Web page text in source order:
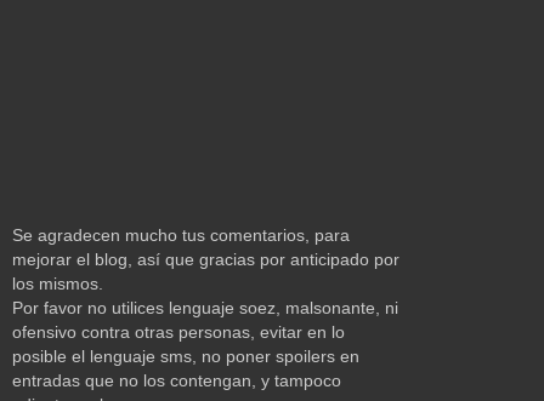
Se agradecen mucho tus comentarios, para
mejorar el blog, así que gracias por anticipado por
los mismos.
Por favor no utilices lenguaje soez, malsonante, ni
ofensivo contra otras personas, evitar en lo
posible el lenguaje sms, no poner spoilers en
entradas que no los contengan, y tampoco